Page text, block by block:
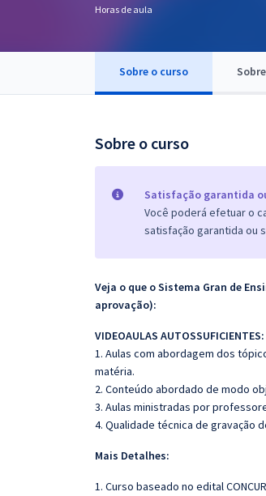
OAB
Questões grátis
Conteúdo gratuito
Horas de aula
Sobre o curso
Sobre o curso
Satisfação garantida
Você poderá efetuar o
satisfação garantida ou
Veja o que o Sistema Gran de
aprovação):
VIDEOAULAS AUTOSSUFICIENTES:
1. Aulas com abordagem dos
matéria.
2. Conteúdo abordado de modo
3. Aulas ministradas por
4. Qualidade técnica de gravação
Mais Detalhes:
1. Curso baseado no edital